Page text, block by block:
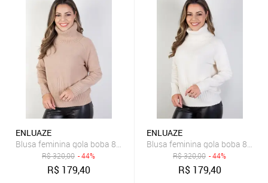
ENLUAZE
Blusa feminina gola boba 81148 - Bege
R$320,00 - 44%
R$ 179,40
ENLUAZE
Blusa feminina gola boba
R$320,00 - 44%
R$ 179,40